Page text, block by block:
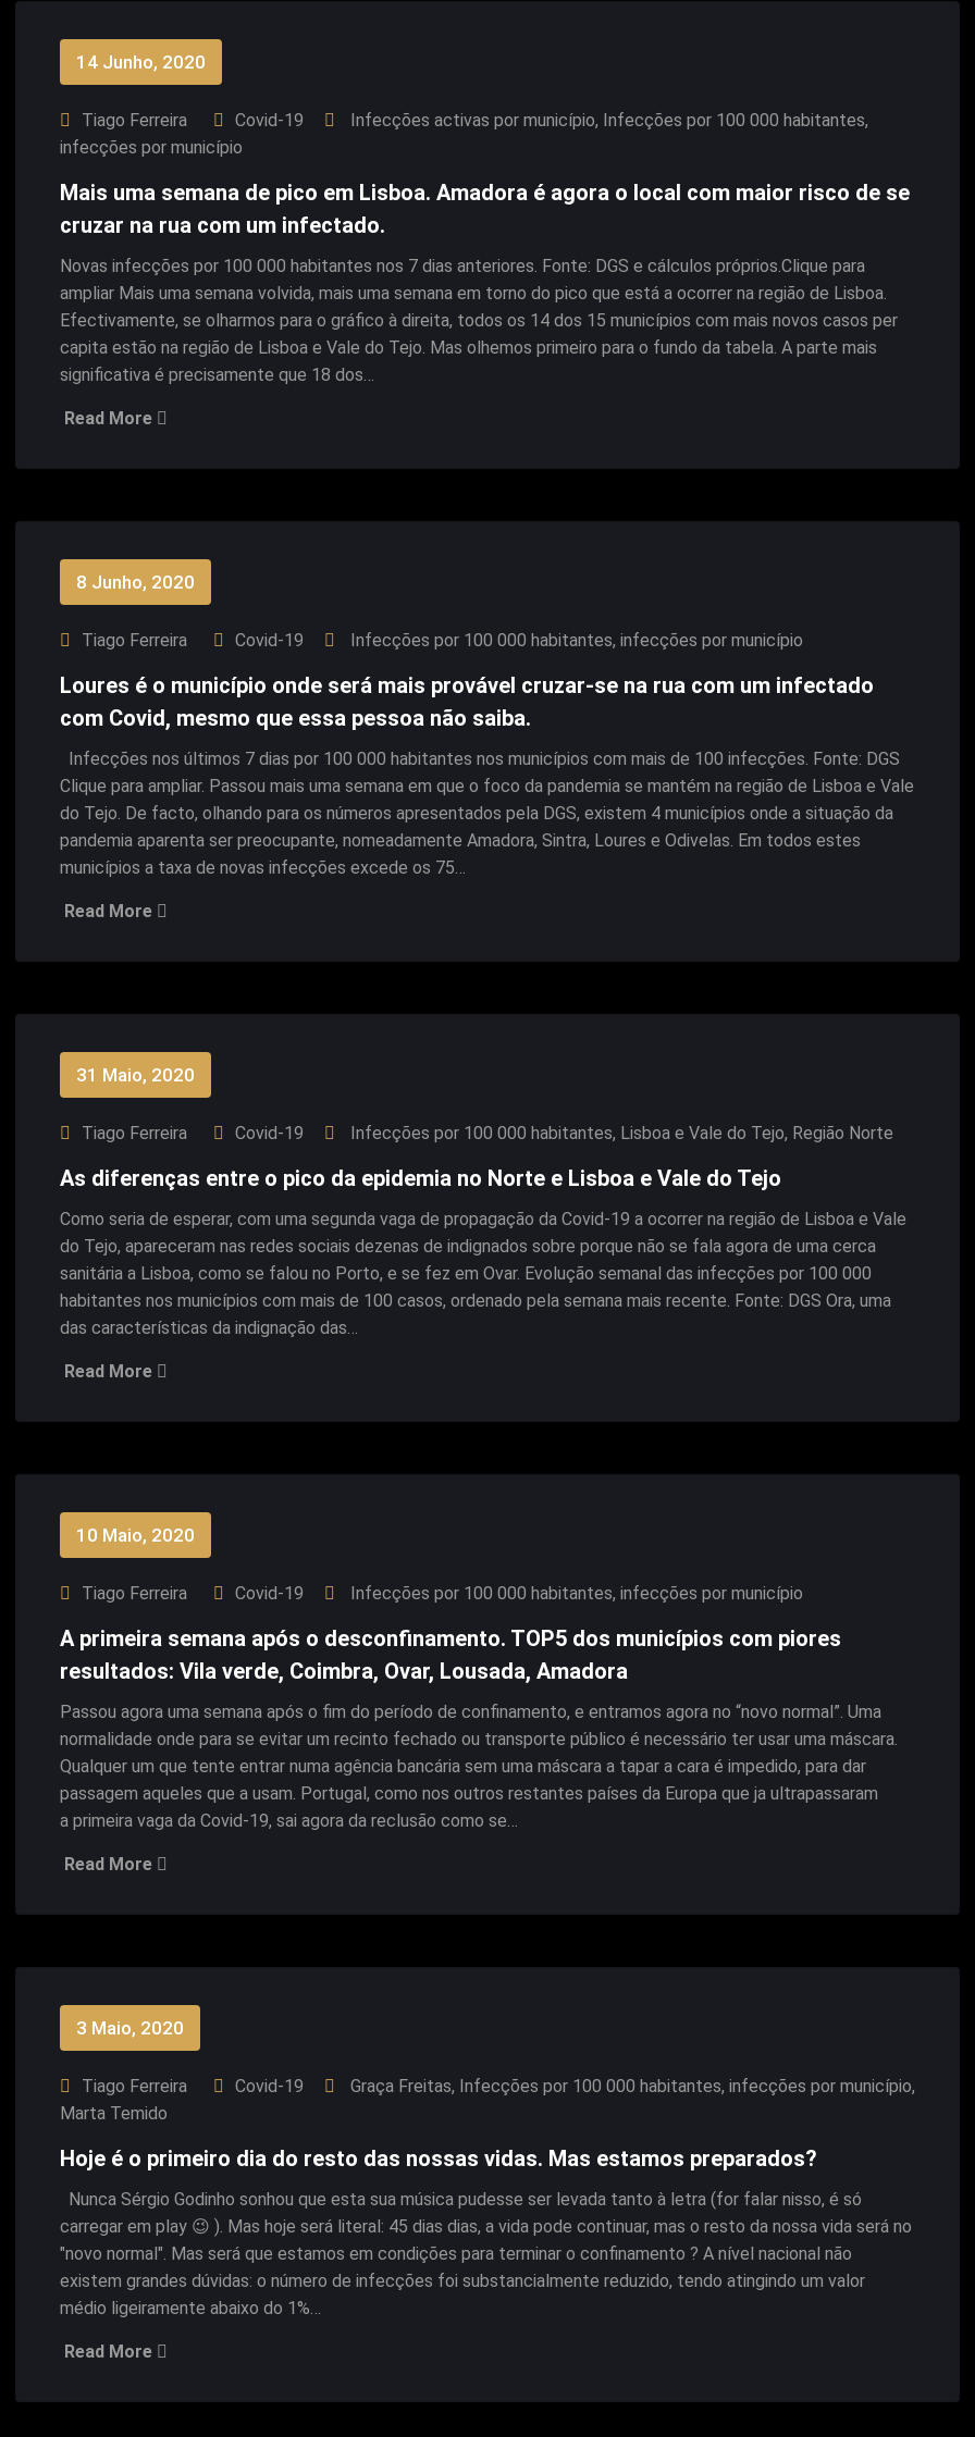
14 Junho, 2020
Tiago Ferreira Covid-19 Infecções activas por município, Infecções por 100 000 habitantes,
infecções por município
Mais uma semana de pico em Lisboa. Amadora é agora o local com maior risco de se
cruzar na rua com um infectado.
Novas infecções por 100 000 habitantes nos 7 dias anteriores. Fonte: DGS e cálculos próprios.Clique para
ampliar Mais uma semana volvida, mais uma semana em torno do pico que está a ocorrer na região de Lisboa.
Efectivamente, se olharmos para o gráfico à direita, todos os 14 dos 15 municípios com mais novos casos per
capita estão na região de Lisboa e Vale do Tejo. Mas olhemos primeiro para o fundo da tabela. A parte mais
significativa é precisamente que 18 dos…
Read More
8 Junho, 2020
Tiago Ferreira Covid-19 Infecções por 100 000 habitantes, infecções por município
Loures é o município onde será mais provável cruzar-se na rua com um infectado
com Covid, mesmo que essa pessoa não saiba.
Infecções nos últimos 7 dias por 100 000 habitantes nos municípios com mais de 100 infecções. Fonte: DGS
Clique para ampliar. Passou mais uma semana em que o foco da pandemia se mantém na região de Lisboa e Vale
do Tejo. De facto, olhando para os números apresentados pela DGS, existem 4 municípios onde a situação da
pandemia aparenta ser preocupante, nomeadamente Amadora, Sintra, Loures e Odivelas. Em todos estes
municípios a taxa de novas infecções excede os 75…
Read More
31 Maio, 2020
Tiago Ferreira Covid-19 Infecções por 100 000 habitantes, Lisboa e Vale do Tejo, Região Norte
As diferenças entre o pico da epidemia no Norte e Lisboa e Vale do Tejo
Como seria de esperar, com uma segunda vaga de propagação da Covid-19 a ocorrer na região de Lisboa e Vale
do Tejo, apareceram nas redes sociais dezenas de indignados sobre porque não se fala agora de uma cerca
sanitária a Lisboa, como se falou no Porto, e se fez em Ovar. Evolução semanal das infecções por 100 000
habitantes nos municípios com mais de 100 casos, ordenado pela semana mais recente. Fonte: DGS Ora, uma
das características da indignação das…
Read More
10 Maio, 2020
Tiago Ferreira Covid-19 Infecções por 100 000 habitantes, infecções por município
A primeira semana após o desconfinamento. TOP5 dos municípios com piores
resultados: Vila verde, Coimbra, Ovar, Lousada, Amadora
Passou agora uma semana após o fim do período de confinamento, e entramos agora no “novo normal”. Uma
normalidade onde para se evitar um recinto fechado ou transporte público é necessário ter usar uma máscara.
Qualquer um que tente entrar numa agência bancária sem uma máscara a tapar a cara é impedido, para dar
passagem aqueles que a usam. Portugal, como nos outros restantes países da Europa que ja ultrapassaram
a primeira vaga da Covid-19, sai agora da reclusão como se…
Read More
3 Maio, 2020
Tiago Ferreira Covid-19 Graça Freitas, Infecções por 100 000 habitantes, infecções por município,
Marta Temido
Hoje é o primeiro dia do resto das nossas vidas. Mas estamos preparados?
Nunca Sérgio Godinho sonhou que esta sua música pudesse ser levada tanto à letra (for falar nisso, é só
carregar em play 😉 ). Mas hoje será literal: 45 dias dias, a vida pode continuar, mas o resto da nossa vida será no
"novo normal". Mas será que estamos em condições para terminar o confinamento ? A nível nacional não
existem grandes dúvidas: o número de infecções foi substancialmente reduzido, tendo atingindo um valor
médio ligeiramente abaixo do 1%…
Read More